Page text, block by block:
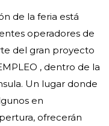
de la feria está
operadores de
del gran proyecto
, dentro de la
Un lugar donde
en
ofrecerán